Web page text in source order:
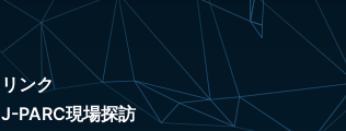
リンク
J-PARC現場探訪